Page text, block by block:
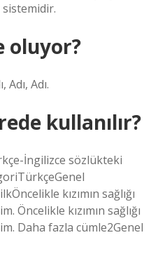
oluyor?
Adı.
kullanılır?
İngilizce sözlükteki
kızımın sağlığı
Öncelikle kızımın sağlığı
Daha fazla cümle2Genel